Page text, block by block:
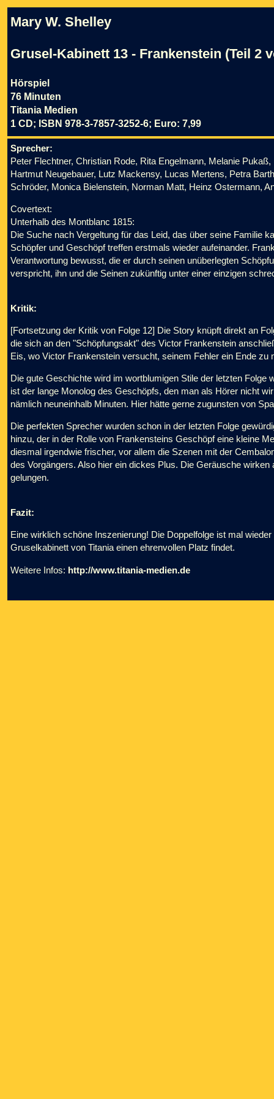
Mary W. Shelley
Grusel-Kabinett 13 - Frankenstein (Teil 2
Hörspiel
76 Minuten
Titania Medien
1 CD; ISBN 978-3-7857-3252-6; Euro: 7,99
Sprecher:
Peter Flechtner, Christian Rode, Rita Engelmann, Melanie
Hartmut Neugebauer, Lutz Mackensy, Lucas Mertens, Petra
Schröder, Monica Bielenstein, Norman Matt, Heinz Ostermann,
Covertext:
Unterhalb des Montblanc 1815:
Die Suche nach Vergeltung für das Leid, das über seine Familie
Schöpfer und Geschöpf treffen erstmals wieder aufeinander.
Verantwortung bewusst, die er durch seinen unüberlegten
verspricht, ihn und die Seinen zukünftig unter einer einzigen
Kritik:
[Fortsetzung der Kritik von Folge 12] Die Story knüpft direkt an
die sich an den "Schöpfungsakt" des Victor Frankenstein
Eis, wo Victor Frankenstein versucht, seinem Fehler ein Ende zu
Die gute Geschichte wird im wortblumigen Stile der letzten Folge
ist der lange Monolog des Geschöpfs, den man als Hörer nicht
nämlich neuneinhalb Minuten. Hier hätte gerne zugunsten von
Die perfekten Sprecher wurden schon in der letzten Folge
hinzu, der in der Rolle von Frankensteins Geschöpf eine kleine
diesmal irgendwie frischer, vor allem die Szenen mit der
des Vorgängers. Also hier ein dickes Plus. Die Geräusche
gelungen.
Fazit:
Eine wirklich schöne Inszenierung! Die Doppelfolge ist mal
Gruselkabinett von Titania einen ehrenvollen Platz findet.
Weitere Infos: http://www.titania-medien.de